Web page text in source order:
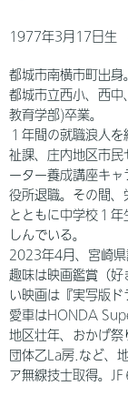
1977年3月17日生
都城市南横市町出身
都城市立西小、西中
教育学部)卒業。
１年間の就職浪人
祉課、庄内地区市民
ーター養成講座キ
役所退職。その間、
とともに中学校１
しんでいる。
2023年4月、宮崎県
趣味は映画鑑賞（好
い映画は『実写版
愛車はHONDA
地区壮年、おかげ祭
団体乙La房.など、
ア無線技士取得。JF